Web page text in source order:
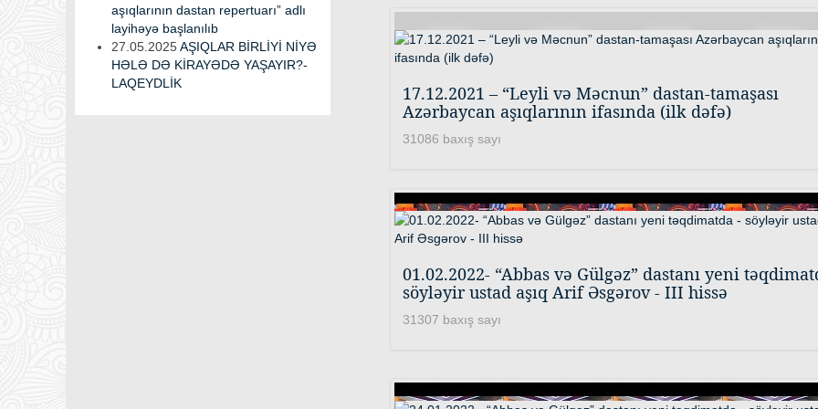
17.12.2021 – “Leyli və Məcnun” dastan-tamaşası
Azərbaycan aşıqlarının ifasında (ilk dəfə)
31086 baxış sayı
01.02.2022- “Abbas və Gülgəz” dastanı yeni
söyləyir ustad aşıq Arif Əsgərov - III hissə
31307 baxış sayı
aşıqlarının dastan repertuarı” adlı
layihəyə başlanılıb
27.05.2025AŞIQLAR BİRLİYİ NİYƏ
HƏLƏ DƏ KİRAYƏDƏ YAŞAYIR?-
LAQEYDLİK